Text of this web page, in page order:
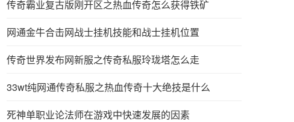
传奇霸业复古版刚开区之热血传奇怎么获得铁矿
网通金牛合击网战士挂机技能和战士挂机位置
传奇世界发布网新服之传奇私服玲珑塔怎么走
33wt纯网通传奇私服之热血传奇十大绝技是什么
死神单职业论法师在游戏中快速发展的因素